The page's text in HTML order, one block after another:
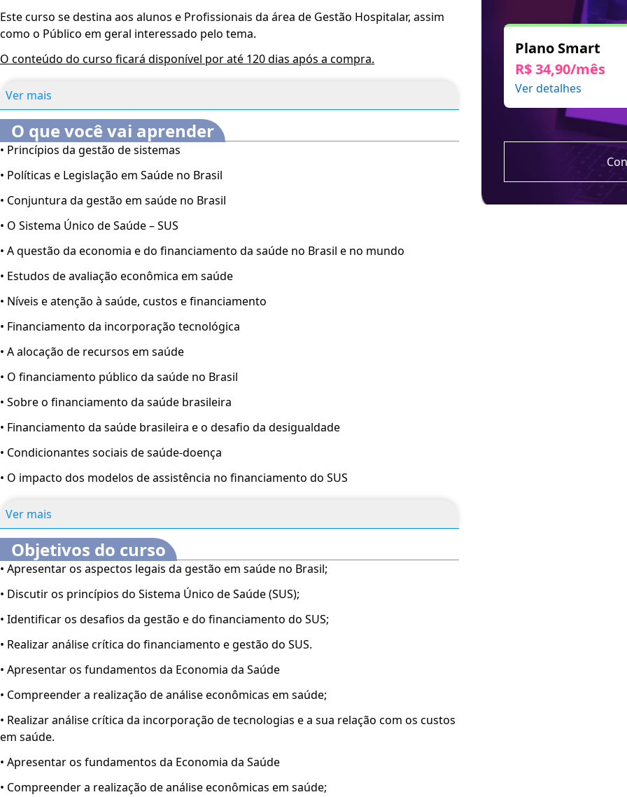
Este curso se destina aos alunos e Profissionais da área de Gestão Hospitalar, assim
como o Público em geral interessado pelo tema.
O conteúdo do curso ficará disponível por até 120 dias após a compra.
Ver mais
O que você vai aprender
• Princípios da gestão de sistemas
• Políticas e Legislação em Saúde no Brasil
• Conjuntura da gestão em saúde no Brasil
• O Sistema Único de Saúde – SUS
• A questão da economia e do financiamento da saúde no Brasil e no mundo
• Estudos de avaliação econômica em saúde
• Níveis e atenção à saúde, custos e financiamento
• Financiamento da incorporação tecnológica
• A alocação de recursos em saúde
• O financiamento público da saúde no Brasil
• Sobre o financiamento da saúde brasileira
• Financiamento da saúde brasileira e o desafio da desigualdade
• Condicionantes sociais de saúde-doença
• O impacto dos modelos de assistência no financiamento do SUS
Ver mais
Objetivos do curso
• Apresentar os aspectos legais da gestão em saúde no Brasil;
• Discutir os princípios do Sistema Único de Saúde (SUS);
• Identificar os desafios da gestão e do financiamento do SUS;
• Realizar análise crítica do financiamento e gestão do SUS.
• Apresentar os fundamentos da Economia da Saúde
• Compreender a realização de análise econômicas em saúde;
• Realizar análise crítica da incorporação de tecnologias e a sua relação com os custos
em saúde.
• Apresentar os fundamentos da Economia da Saúde
• Compreender a realização de análise econômicas em saúde;
Plano Smart
R$ 34,90/mês
Ver detalhes